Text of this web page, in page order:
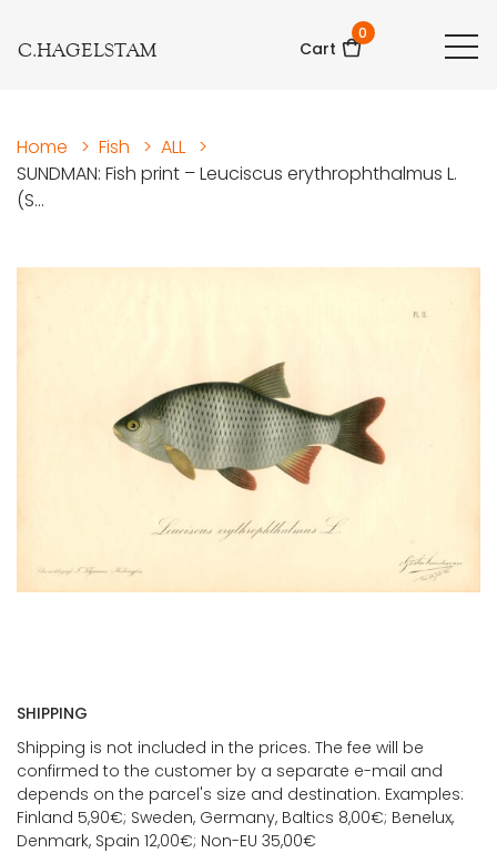
C.HAGELSTAM Cart
0
Home > Fish > ALL >
SUNDMAN: Fish print – Leuciscus erythrophthalmus L.
(S...
SHIPPING
Shipping is not included in the prices. The fee will be
confirmed to the customer by a separate e-mail and
depends on the parcel's size and destination. Examples:
Finland 5,90€; Sweden, Germany, Baltics 8,00€; Benelux,
Denmark, Spain 12,00€; Non-EU 35,00€